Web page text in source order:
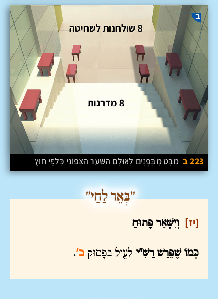
223 ב מַבָּט מִבִּפְנִים לְאוּלָם הַשַּׁעַר הַצְּפוֹנִי כְּלַפֵּי חוּץ
[יז] וְיִשָּׁאֵר פָּתוּחַ
כְּמוֹ שֶׁפֵּרַשׁ רַשִּׁ"י לְעֵיל בְּפָסוּק ב'.